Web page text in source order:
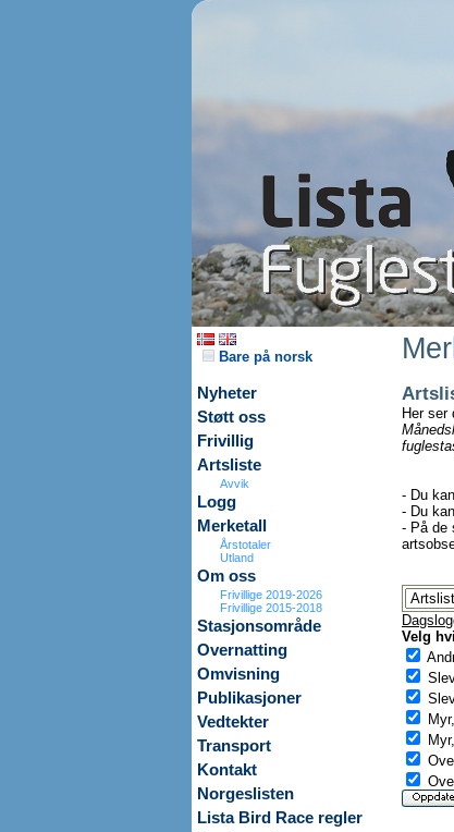
Bare på norsk
Nyheter
Støtt oss
Frivillig
Artsliste
Avvik
Logg
Merketall
Årstotaler
Utland
Om oss
Frivillige 2019-2026
Frivillige 2015-2018
Stasjonsområde
Overnatting
Omvisning
Publikasjoner
Vedtekter
Transport
Kontakt
Norgeslisten
Lista Bird Race regler
Her
- Du
- Du
- På de
Velg